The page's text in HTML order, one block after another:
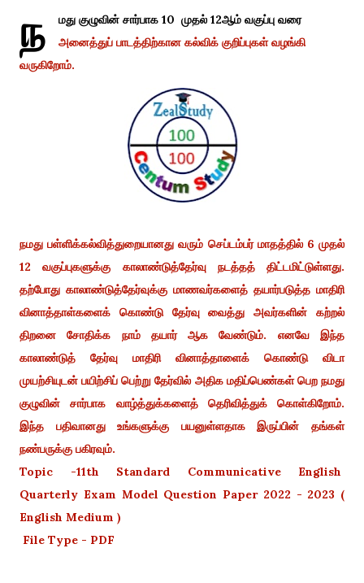
ந
மது குழுவின் சார்பாக 10 முதல் 12ஆம் வகுப்பு வரை
அனைத்துப் பாடத்திற்கான கல்விக் குறிப்புகள் வழங்கி
வருகிறோம்.
நமது பள்ளிக்கல்வித்துறையானது வரும் செப்டம்பர் மாதத்தில் 6 முதல்
12 வகுப்புகளுக்கு காலாண்டுத்தேர்வு நடத்தத் திட்டமிட்டுள்ளது.
தற்போது காலாண்டுத்தேர்வுக்கு மாணவர்களைத் தயார்படுத்த மாதிரி
வினாத்தாள்களைக் கொண்டு தேர்வு வைத்து அவர்களின் கற்றல்
திறனை சோதிக்க நாம் தயார் ஆக வேண்டும். எனவே இந்த
காலாண்டுத் தேர்வு மாதிரி வினாத்தாளைக் கொண்டு விடா
முயற்சியுடன் பயிற்சிப் பெற்று தேர்வில் அதிக மதிப்பெண்கள் பெற நமது
குழுவின் சார்பாக வாழ்த்துக்களைத் தெரிவித்துக் கொள்கிறோம்.
இந்த பதிவானது உங்களுக்கு பயனுள்ளதாக இருப்பின் தங்கள்
நண்பருக்கு பகிரவும்.
Topic -11th Standard Communicative English
Quarterly Exam Model Question Paper 2022 - 2023 (
English Medium )
File Type - PDF